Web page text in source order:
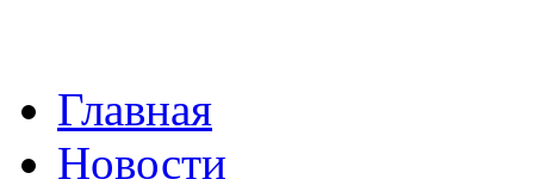
Главная
Новости